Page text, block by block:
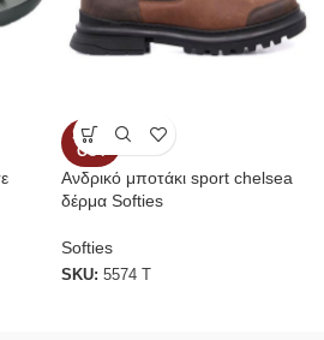
SOLD
OUT
Ανδρικό μποτάκι sport chelsea
δέρμα Softies
Softies
SKU: 5574 T